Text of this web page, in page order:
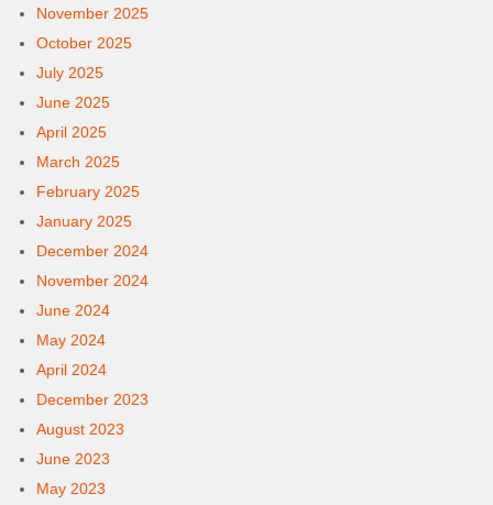
November 2025
October 2025
July 2025
June 2025
April 2025
March 2025
February 2025
January 2025
December 2024
November 2024
June 2024
May 2024
April 2024
December 2023
August 2023
June 2023
May 2023